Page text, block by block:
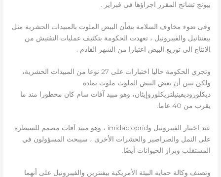
بيونج تشانج المقرر اجراؤها فى فبراير .
وفى ضوء مخاوف السلامة بشأن البيض الملوث بالمبيدات الحشرية مثل
بيفنتانيل والفيبرونيل ، تعهدت الحكومة بتكثيف عمليات التفتيش من
الانتاج الى توزيع البيض اعتبارا من الشهر القادم .
وتجري الحكومة حاليا اختبارات على 27 نوعا من المبيدات الحشرية،
ولكن تبين أن بعض البيض الملوث ملوث بمادة
ديكلوروديفينيلتريكلوروإيثان، وهو مبيد آفات سام كان محظورا منذ ما
يقرب من 40 عاما.
عند اختبار الفيبرونيل وimidacloprid ، وهو مبيد آفات مصمم للسيطرة
على النمل والصراصير والحشرات الأخرى ، سيبحث المسؤولون في
المستقلب وبراز الحيوانات أيضًا.
وتصنف وكالة حماية البيئة الأمريكية بيفنترين والفيبرونيل على أنهما